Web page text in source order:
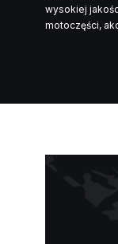
wysokiej
motoczęści,